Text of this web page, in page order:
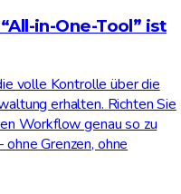
in-One-Tool” ist
volle Kontrolle über die
erhalten. Richten Sie
Workflow genau so zu
Grenzen, ohne